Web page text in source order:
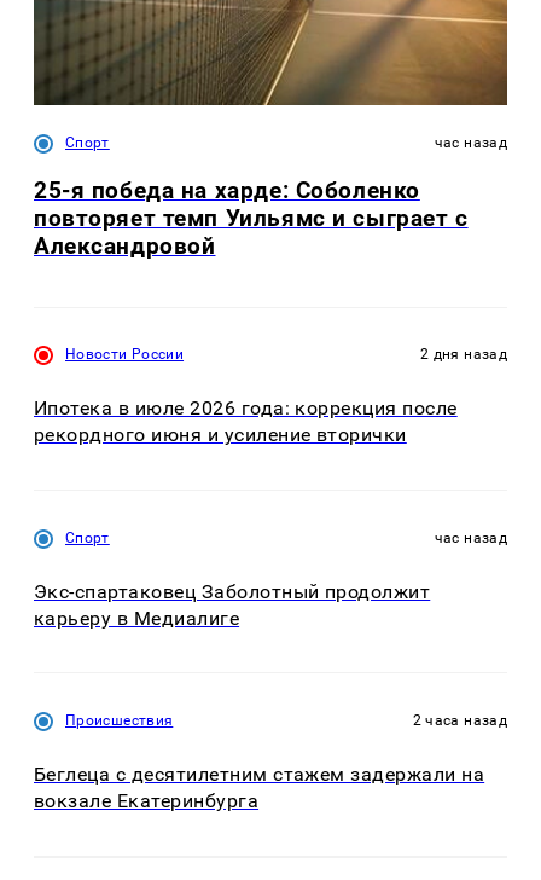
Спорт час назад
25-я победа на харде: Соболенко
повторяет темп Уильямс и сыграет с
Александровой
Новости России 2 дня назад
Ипотека в июле 2026 года: коррекция после
рекордного июня и усиление вторички
Спорт час назад
Экс-спартаковец Заболотный продолжит
карьеру в Медиалиге
Происшествия 2 часа назад
Беглеца с десятилетним стажем задержали на
вокзале Екатеринбурга